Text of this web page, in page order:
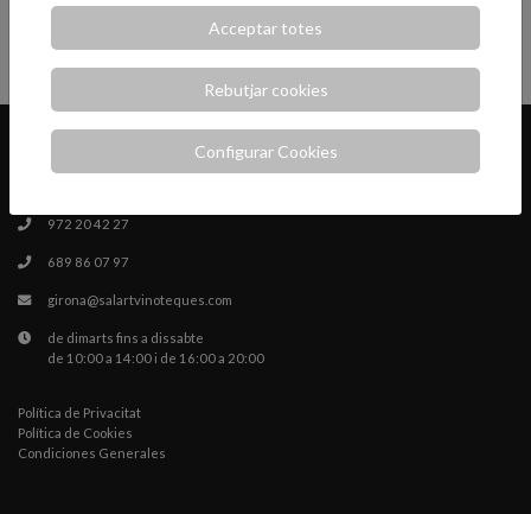
Victorian Pyrenees, Austràlia
17,95 € AFEGIR
972 20 42 27
689 86 07 97
girona@salartvinoteques.com
de dimarts fins a dissabte
de 10:00 a 14:00 i de 16:00 a 20:00
Política de Privacitat
Política de Cookies
Condiciones Generales
Acceptar totes
Rebutjar cookies
Configurar Cookies